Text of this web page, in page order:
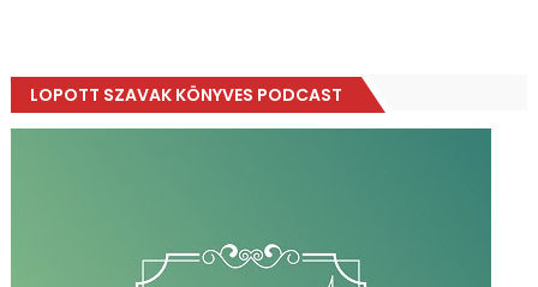
LOPOTT SZAVAK KÖNYVES PODCAST